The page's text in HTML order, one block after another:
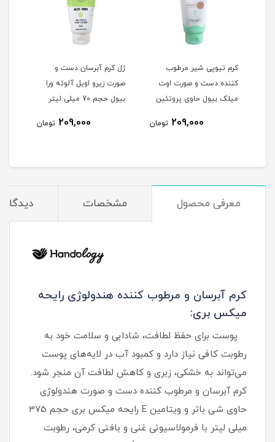
کرم تیوپی شیر مرطوب
کننده دست و صورت اوت
میلک بیول حاوی پروتئین
209,000 تومان
ژل کرم آبرسان دست و
صورت زیرو اویل آلوئه ورا
بیول حجم 70 میلی لیتر
209,000 تومان
معرفی محصول مشخصات
کرم آبرسان و مرطوب کننده هندولوژی رایحه
میکس بری:
پوست برای حفظ لطافت، شادابی و سلامت خود به
رطوبت کافی نیاز دارد و کمبود آب در لایه‌های پوست
می‌تواند به خشکی، زبری و کاهش لطافت آن منجر شود.
کرم آبرسان و مرطوب کننده دست و صورت هندولوژی
حاوی شی باتر و ویتامین E رایحه میکس بری حجم 375
میلی لیتر با فرمولاسیونی غنی و بافتی کرمی، رطوبت